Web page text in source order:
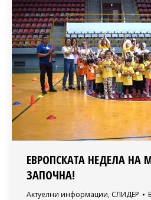
ЕВРОПСКАТА НЕДЕЛА НА
ЗАПОЧНА!
Актуелни информации, СЛИДЕР